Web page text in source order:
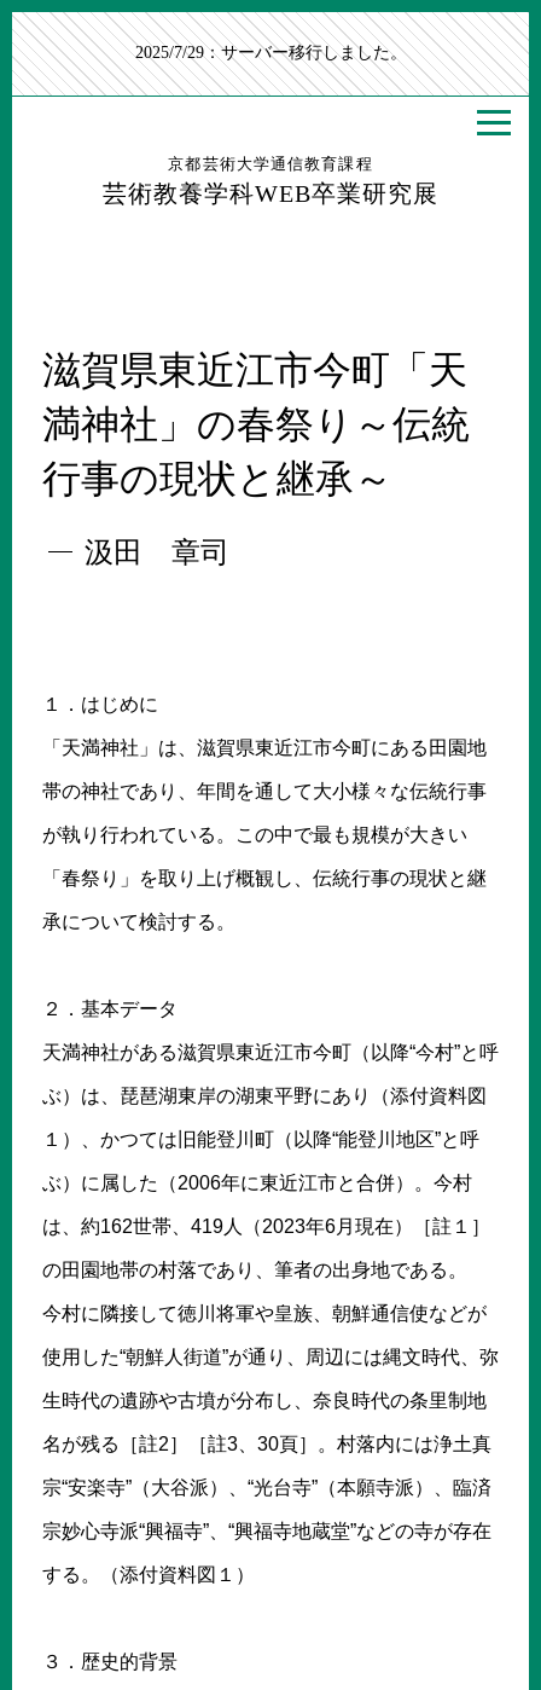
2025/7/29：サーバー移行しました。
京都芸術大学通信教育課程
芸術教養学科WEB卒業研究展
滋賀県東近江市今町「天
満神社」の春祭り～伝統
行事の現状と継承～
汲田 章司
１．はじめに
「天満神社」は、滋賀県東近江市今町にある田園地
帯の神社であり、年間を通して大小様々な伝統行事
が執り行われている。この中で最も規模が大きい
「春祭り」を取り上げ概観し、伝統行事の現状と継
承について検討する。
２．基本データ
天満神社がある滋賀県東近江市今町（以降“今村”と呼
ぶ）は、琵琶湖東岸の湖東平野にあり（添付資料図
１）、かつては旧能登川町（以降“能登川地区”と呼
ぶ）に属した（2006年に東近江市と合併）。今村
は、約162世帯、419人（2023年6月現在）［註１］
の田園地帯の村落であり、筆者の出身地である。
今村に隣接して徳川将軍や皇族、朝鮮通信使などが
使用した“朝鮮人街道”が通り、周辺には縄文時代、弥
生時代の遺跡や古墳が分布し、奈良時代の条里制地
名が残る［註2］［註3、30頁］。村落内には浄土真
宗“安楽寺”（大谷派）、“光台寺”（本願寺派）、臨済
宗妙心寺派“興福寺”、“興福寺地蔵堂”などの寺が存在
する。（添付資料図１）
３．歴史的背景